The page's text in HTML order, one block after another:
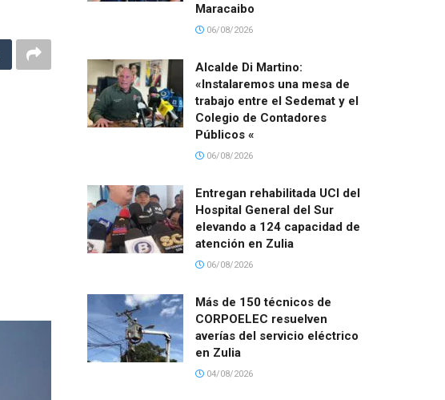
Maracaibo
06/08/2026
Alcalde Di Martino:
«Instalaremos una mesa de
trabajo entre el Sedemat y el
Colegio de Contadores
Públicos «
06/08/2026
Entregan rehabilitada UCI del
Hospital General del Sur
elevando a 124 capacidad de
atención en Zulia
06/08/2026
Más de 150 técnicos de
CORPOELEC resuelven
averías del servicio eléctrico
en Zulia
04/08/2026